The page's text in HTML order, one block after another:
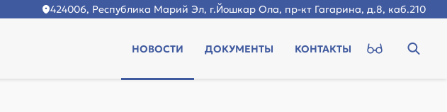
424006, Республика Марий Эл, г.Йошкар Ола, пр-кт Гагарина, д.8, каб.210
НОВОСТИ ДОКУМЕНТЫ КОНТАКТЫ